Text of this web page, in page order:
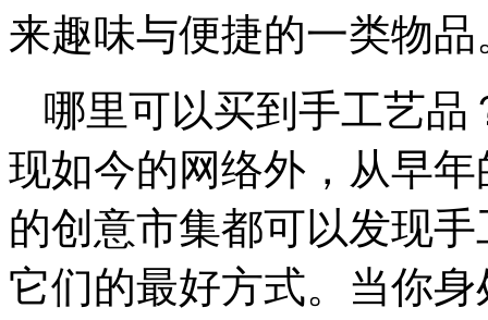
来趣味与便捷的一类物品
哪里可以买到手工艺品
现如今的网络外，从早
的创意市集都可以发现
它们的最好方式。当你